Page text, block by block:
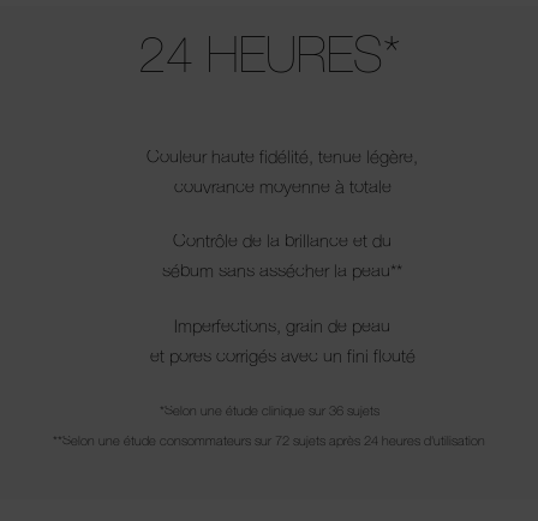
24 HEURES*
Couleur haute fidélité, tenue légère,
couvrance moyenne à totale
Contrôle de la brillance et du
sébum sans assécher la peau**
Imperfections, grain de peau
et pores corrigés avec un fini flouté
*Selon une étude clinique sur 36 sujets
**Selon une étude consommateurs sur 72 sujets après 24 heures d'utilisation